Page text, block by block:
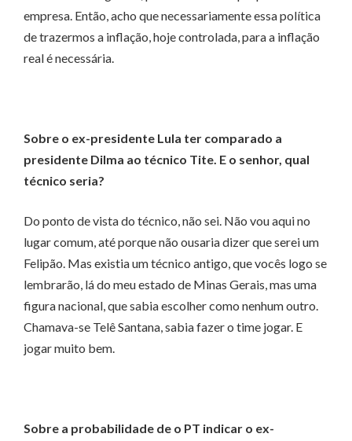
empresa. Então, acho que necessariamente essa política
de trazermos a inflação, hoje controlada, para a inflação
real é necessária.
Sobre o ex-presidente Lula ter comparado a
presidente Dilma ao técnico Tite. E o senhor, qual
técnico seria?
Do ponto de vista do técnico, não sei. Não vou aqui no
lugar comum, até porque não ousaria dizer que serei um
Felipão. Mas existia um técnico antigo, que vocês logo se
lembrarão, lá do meu estado de Minas Gerais, mas uma
figura nacional, que sabia escolher como nenhum outro.
Chamava-se Telê Santana, sabia fazer o time jogar. E
jogar muito bem.
Sobre a probabilidade de o PT indicar o ex-